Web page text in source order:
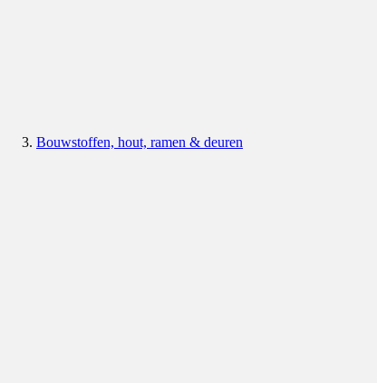
Bouwstoffen, hout, ramen & deuren